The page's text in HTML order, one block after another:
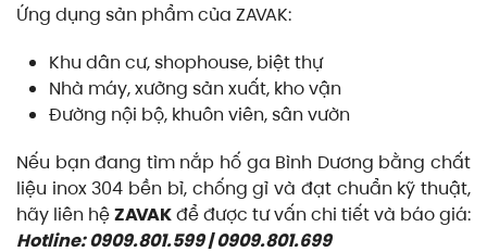
Ứng dụng sản phẩm của ZAVAK:
Khu dân cư, shophouse, biệt thự
Nhà máy, xưởng sản xuất, kho vận
Đường nội bộ, khuôn viên, sân vườn
Nếu bạn đang tìm nắp hố ga Bình Dương bằng chất
liệu inox 304 bền bỉ, chống gỉ và đạt chuẩn kỹ thuật,
hãy liên hệZAVAKđể được tư vấn chi tiết và báo giá:
Hotline: 0909.801.599 | 0909.801.699